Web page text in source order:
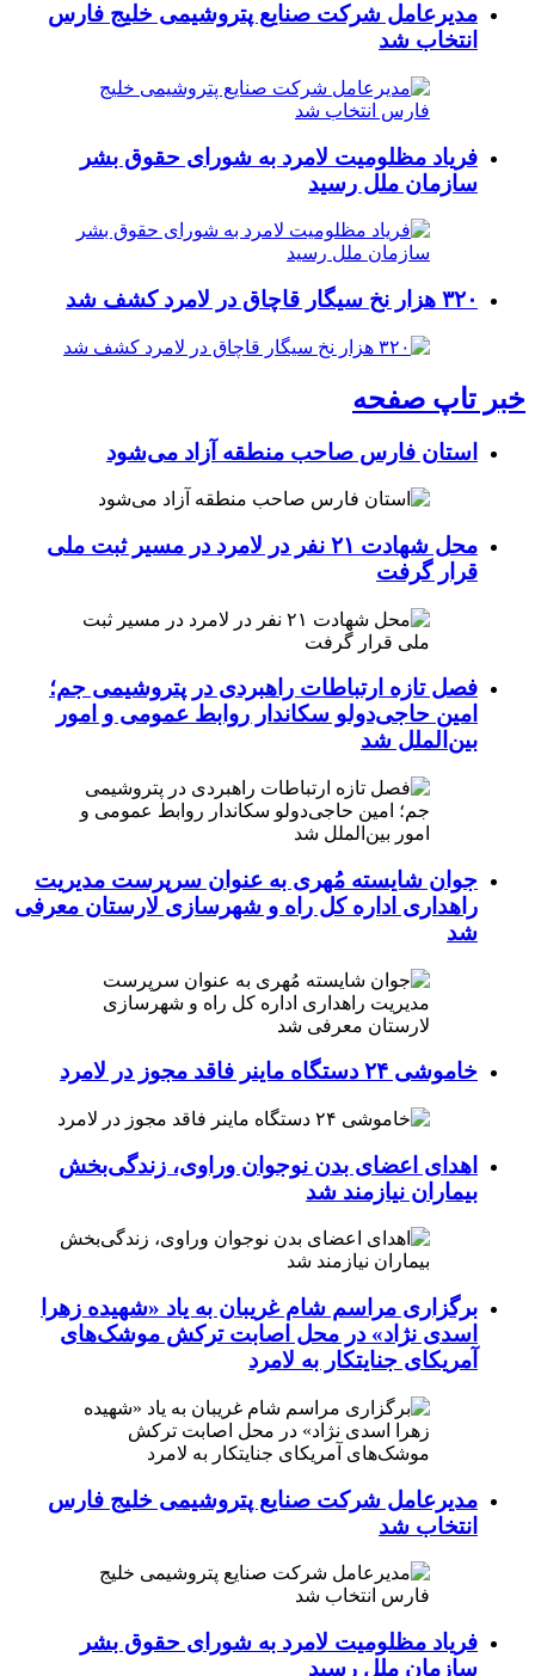
مدیرعامل شرکت صنایع پتروشیمی خلیج فارس
انتخاب شد
فریاد مظلومیت لامرد به شورای حقوق بشر
سازمان ملل رسید
۳۲۰ هزار نخ سیگار قاچاق در لامرد کشف شد
خبر تاپ صفحه
استان فارس صاحب منطقه آزاد می‌شود
محل شهادت ۲۱ نفر در لامرد در مسیر ثبت ملی
قرار گرفت
فصل تازه ارتباطات راهبردی در پتروشیمی جم؛
امین حاجی‌دولو سکاندار روابط عمومی و امور
بین‌الملل شد
جوان شایسته مُهری به عنوان سرپرست مدیریت
راهداری اداره کل راه و شهرسازی لارستان معرفی
شد
خاموشی ۲۴ دستگاه ماینر فاقد مجوز در لامرد
اهدای اعضای بدن نوجوان وراوی، زندگی‌بخش
بیماران نیازمند شد
برگزاری مراسم شام غریبان به یاد «شهیده زهرا
اسدی نژاد» در محل اصابت ترکش موشک‌های
آمریکای جنایتکار به لامرد
مدیرعامل شرکت صنایع پتروشیمی خلیج فارس
انتخاب شد
فریاد مظلومیت لامرد به شورای حقوق بشر
سازمان ملل رسید